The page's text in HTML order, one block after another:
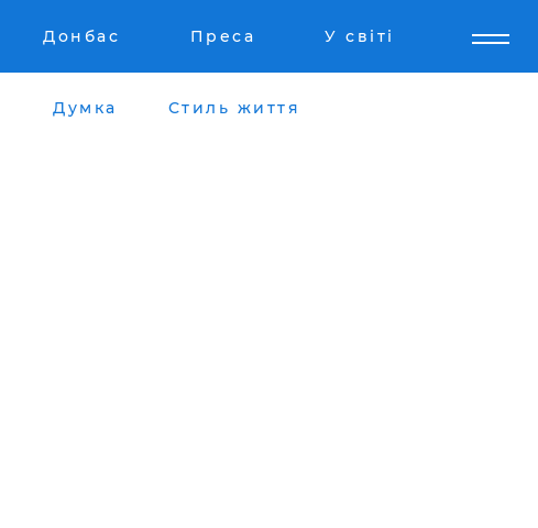
Донбас Преса У світі
Думка Стиль життя